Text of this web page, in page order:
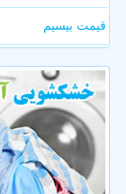
قیمت بیسیم